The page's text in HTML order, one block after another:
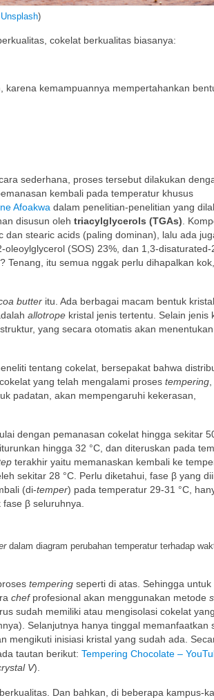
Unsplash)
cokelat berkualitas biasanya:
karena kemampuannya mempertahankan
sederhana, proses tersebut dilakukan
kembali pada temperatur khusus
Afoakwa dalam penelitian-penelitian yang
disusun oleh triacylglycerols (TGAs) .
dan stearic acids (paling dominan), lalu ada
(SOS) 23%, dan 1,3-disaturated-
Tenang, itu semua nggak perlu dihapalkan
butter itu. Ada berbagai macam bentuk
allotrope kristal jenis tertentu. Selain jenis
yang secara otomatis akan
tentang cokelat, bersepakat bahwa
yang telah mengalami proses tempering
padatan, akan mempengaruhi kekerasan,
dengan pemanasan cokelat hingga sekitar
hingga 32 °C, dan diteruskan pada
terakhir yaitu memanaskan kembali ke
sekitar 28 °C. Perlu diketahui, fase β yang
(di-temper) pada temperatur 29-31 °C,
β seluruhnya.
dalam diagram perubahan temperatur terhadap
tempering seperti di atas. Sehingga untuk
chefprofesional akan menggunakan metode
sudah memiliki atau mengisolasi cokelat yang
Selanjutnya hanya tinggal memanfaatkan
mengikuti inisiasi kristal yang sudah ada.
tautan berikut: Tempering Chocolate –
V).
Dan bahkan, di beberapa kampus-